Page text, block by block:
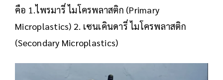
คือ 1.ไพรมารี่ ไมโครพลาสติก (Primary
Microplastics) 2. เซนเคินดารี่ ไมโครพลาสติก
(Secondary Microplastics)